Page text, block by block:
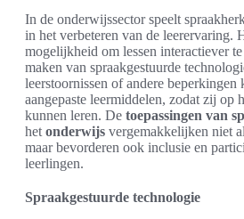
In de onderwijssector speelt
in het verbeteren van de leerervaring.
mogelijkheid om lessen interactiever
maken van spraakgestuurde
leerstoornissen of andere beperkingen
aangepaste leermiddelen, zodat zij op
kunnen leren. De toepassingen van
het onderwijs vergemakkelijken niet
maar bevorderen ook inclusie en
leerlingen.
Spraakgestuurde technologie